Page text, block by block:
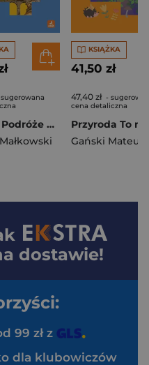
Historia Podróże w czasie podręcznik dla klasy 4 szkoły podstawowej EDYCJA 2026
KSIĄŻKA
41,50 zł
47,40 zł -
cena detaliczna
Gański Mateusz
dostawie!
99 zł z
dla klubowiczów